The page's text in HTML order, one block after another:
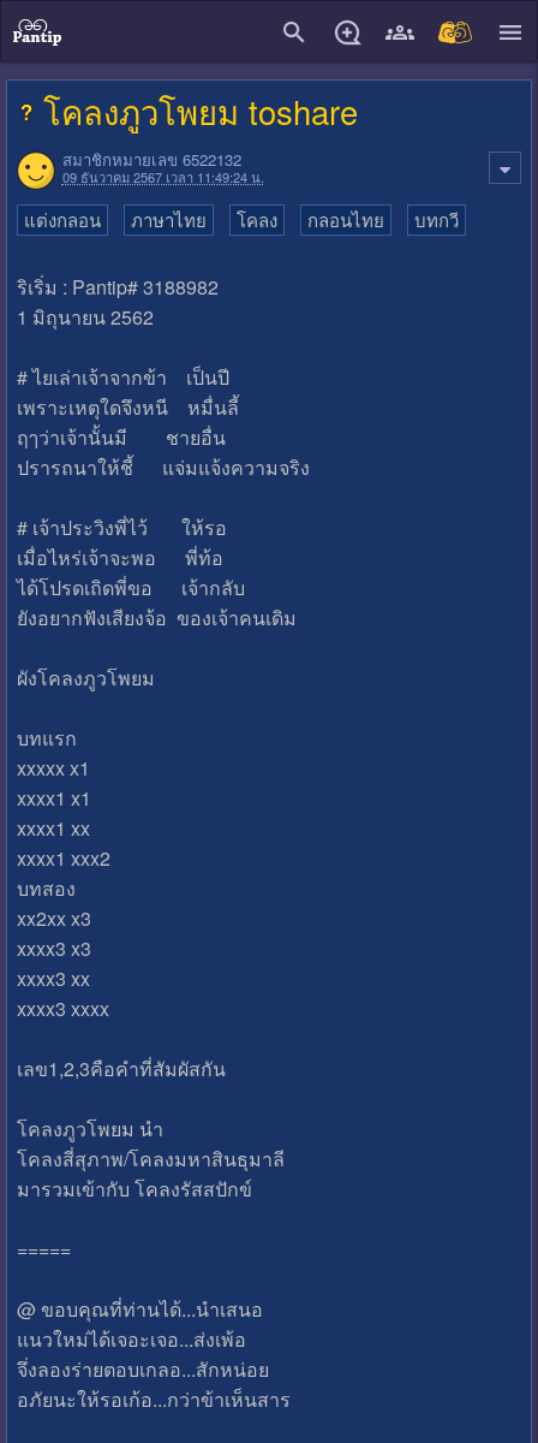
โคลงภูวโพยม toshare
สมาชิกหมายเลข 6522132
09 ธันวาคม 2567 เวลา 11:49:24 น.
แต่งกลอน ภาษาไทย โคลง กลอนไทย บทกวี
ริเริ่ม : Pantip# 3188982
1 มิถุนายน 2562
# ไยเล่าเจ้าจากข้า เป็นปี
เพราะเหตุใดจึงหนี หมื่นลี้
ฤๅว่าเจ้านั้นมี ชายอื่น
ปรารถนาให้ชี้ แจ่มแจ้งความจริง
# เจ้าประวิงพี่ไว้ ให้รอ
เมื่อไหร่เจ้าจะพอ พี่ท้อ
ได้โปรดเถิดพี่ขอ เจ้ากลับ
ยังอยากฟังเสียงจ้อ ของเจ้าคนเดิม
ผังโคลงภูวโพยม
บทแรก
xxxxx x1
xxxx1 x1
xxxx1 xx
xxxx1 xxx2
บทสอง
xx2xx x3
xxxx3 x3
xxxx3 xx
xxxx3 xxxx
เลข1,2,3คือคำที่สัมผัสกัน
โคลงภูวโพยม นำ
โคลงสี่สุภาพ/โคลงมหาสินธุมาลี
มารวมเข้ากับ โคลงรัสสปักข์
=====
@ ขอบคุณที่ท่านได้...นำเสนอ
แนวใหม่ได้เจอะเจอ...ส่งเพ้อ
จึ่งลองร่ายตอบเกลอ...สักหน่อย
อภัยนะให้รอเก้อ...กว่าข้าเห็นสาร
close